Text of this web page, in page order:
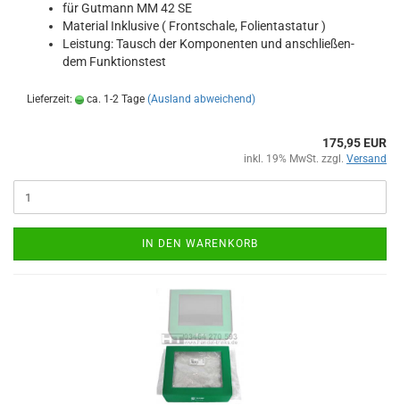
für Gut­mann MM 42 SE
Ma­te­ri­al In­klu­si­ve ( Front­scha­le, Fo­li­en­tas­ta­tur )
Leis­tung: Tausch der Kom­po­nen­ten und an­schlie­ßen­
dem Funk­ti­ons­test
Lieferzeit: ca. 1-2 Tage (Ausland abweichend)
175,95 EUR
inkl. 19% MwSt. zzgl. Versand
IN DEN WARENKORB